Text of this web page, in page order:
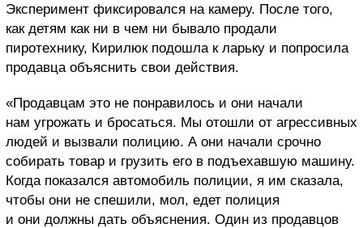
Эксперимент фиксировался на камеру. После того,
как детям как ни в чем ни бывало продали
пиротехнику, Кирилюк подошла к ларьку и попросила
продавца объяснить свои действия.
«Продавцам это не понравилось и они начали
нам угрожать и бросаться. Мы отошли от агрессивных
людей и вызвали полицию. А они начали срочно
собирать товар и грузить его в подъехавшую машину.
Когда показался автомобиль полиции, я им сказала,
чтобы они не спешили, мол, едет полиция
и они должны дать объяснения. Один из продавцов